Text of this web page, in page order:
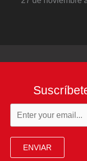
ENVIAR